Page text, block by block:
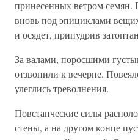
принесенных ветром семян.
вновь под эпициклами
и осядет, припудрив
За валами, поросшими
отзвонили к вечерне.
улеглись треволнения.
Повстанческие силы
стены, а на другом конце